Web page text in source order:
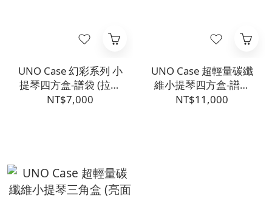
UNO Case 幻彩系列 小
提琴四方盒-譜袋 (拉絲
香檳金)
NT$7,000
UNO Case 超輕量碳纖
維小提琴四方盒-譜袋
(亮面粉)
NT$11,000